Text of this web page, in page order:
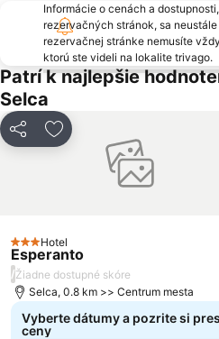
Rupa
Bazeni Kantrida
Tvrđava Nehaj
Informácie o cenách a
rezervačných stránok, sa
rezervačnej stránke nemusíte
ktorú ste videli na lokalite trivago.
Patrí k najlepšie
Selca
ZdieľaťPridať do obľúbených
3 Počet hviezdičiek
Hotel
Esperanto
/Žiadne dostupné skóre
Selca, 0.8 km >> Centrum mesta
Vyberte dátumy a pozrite si
ceny